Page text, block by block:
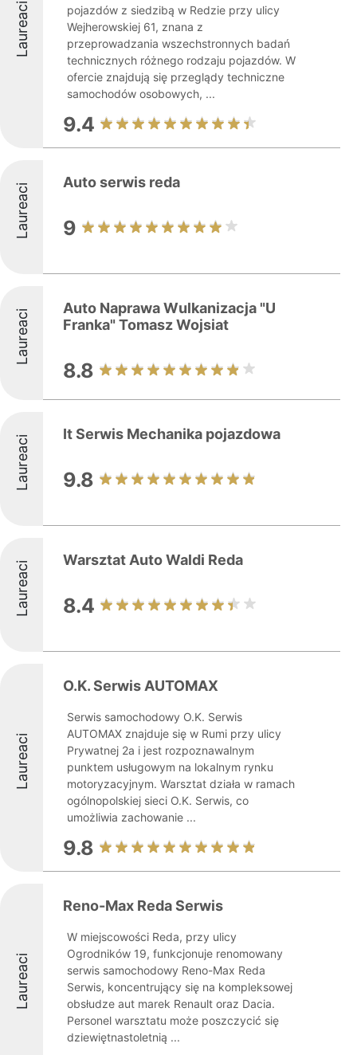
Laureaci
pojazdów z siedzibą w Redzie przy ulicy
Wejherowskiej 61, znana z
przeprowadzania wszechstronnych badań
technicznych różnego rodzaju pojazdów. W
ofercie znajdują się przeglądy techniczne
samochodów osobowych, ...
9.4
Laureaci Auto serwis reda
9
Laureaci
Auto Naprawa Wulkanizacja "U
Franka" Tomasz Wojsiat
8.8
Laureaci It Serwis Mechanika pojazdowa
9.8
Laureaci Warsztat Auto Waldi Reda
8.4
Laureaci
O.K. Serwis AUTOMAX
Serwis samochodowy O.K. Serwis
AUTOMAX znajduje się w Rumi przy ulicy
Prywatnej 2a i jest rozpoznawalnym
punktem usługowym na lokalnym rynku
motoryzacyjnym. Warsztat działa w ramach
ogólnopolskiej sieci O.K. Serwis, co
umożliwia zachowanie ...
9.8
Laureaci
Reno-Max Reda Serwis
W miejscowości Reda, przy ulicy
Ogrodników 19, funkcjonuje renomowany
serwis samochodowy Reno-Max Reda
Serwis, koncentrujący się na kompleksowej
obsłudze aut marek Renault oraz Dacia.
Personel warsztatu może poszczycić się
dziewiętnastoletnią ...